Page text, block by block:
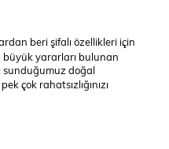
beri şifalı özellikleri için
büyük yararları bulunan
sunduğumuz doğal
çok rahatsızlığınızı